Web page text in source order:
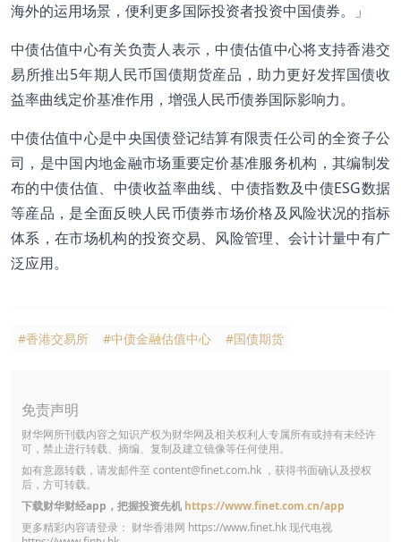
海外的运用场景，便利更多国际投资者投资中国债券。」
中债估值中心有关负责人表示，中债估值中心将支持香港交
易所推出5年期人民币国债期货産品，助力更好发挥国债收
益率曲线定价基准作用，增强人民币债券国际影响力。
中债估值中心是中央国债登记结算有限责任公司的全资子公
司，是中国内地金融市场重要定价基准服务机构，其编制发
布的中债估值、中债收益率曲线、中债指数及中债ESG数据
等産品，是全面反映人民币债券市场价格及风险状况的指标
体系，在市场机构的投资交易、风险管理、会计计量中有广
泛应用。
#香港交易所 #中债金融估值中心 #国债期货
免责声明
财华网所刊载内容之知识产权为财华网及相关权利人专属所有或持有未经许
可，禁止进行转载、摘编、复制及建立镜像等任何使用。
如有意愿转载，请发邮件至 content@finet.com.hk ，获得书面确认及授权
后，方可转载。
下载财华财经app，把握投资先机 https://www.finet.com.cn/app
更多精彩内容请登录： 财华香港网 https://www.finet.hk现代电视